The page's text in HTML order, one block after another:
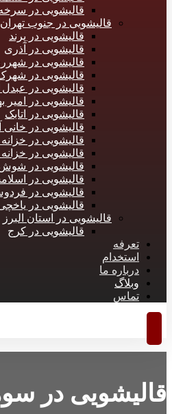
قالیشویی در
قالیشویی در جنوب تهران
قالیشویی در پرند
قالیشویی در آذری
قالیشویی در
قالیشویی در
قالیشویی در عبدل
قالیشویی در امیر
قالیشویی در اتابک
قالیشویی در خانی
قالیشویی در خزانه
قالیشویی در خزانه
قالیشویی در
قالیشویی در
قالیشویی در
قالیشویی در یاخچی
قالیشویی در استان البرز
قالیشویی در کرج
تعرفه
استخدام
درباره ما
وبلاگ
تماس
قالیشویی در